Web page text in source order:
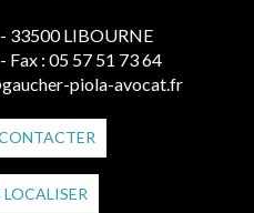
33500 LIBOURNE
- Fax : 05 57 51 73 64
piola-avocat.fr